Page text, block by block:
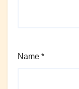
Name *